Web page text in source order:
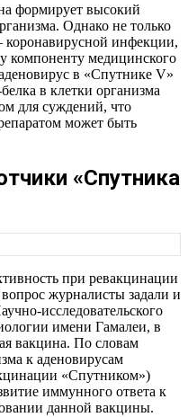
формирует высокий
Однако не только
коронавирусной инфекции,
компоненту медицинского
в «Спутнике V»
в клетки организма
для суждений, что
может быть
«Спутника
при ревакцинации
журналисты задали и
исследовательского
имени Гамалеи, в
вакцина. По словам
к аденовирусам
«Спутником»)
иммунного ответа к
данной вакцины.